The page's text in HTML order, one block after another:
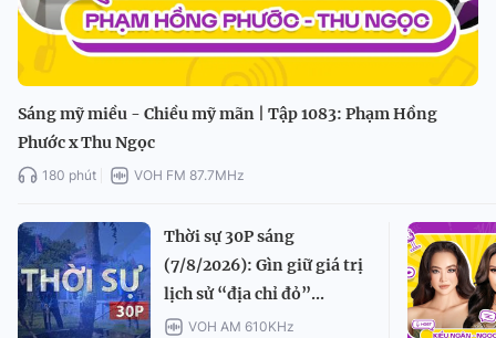
Sáng mỹ miều - Chiều mỹ mãn | Tập 1083: Phạm Hồng
Phước x Thu Ngọc
180 phút VOH FM 87.7MHz
Thời sự 30P sáng
(7/8/2026): Gìn giữ giá trị
lịch sử “địa chỉ đỏ”...
VOH AM 610KHz